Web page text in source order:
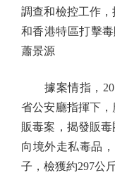
調查和檢控工作
和香港特區打擊
蕭景源
據案情指，
省公安廳指揮下
販毒案，揭發販
向境外走私毒品
子，檢獲約297公